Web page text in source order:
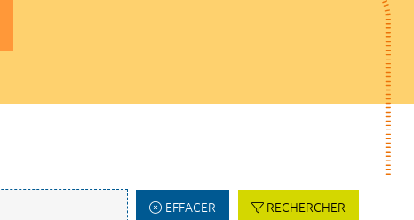
EFFACER RECHERCHER